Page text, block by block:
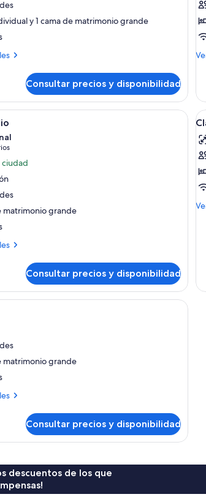
y 1 cama de matrimonio grande
Consultar precios y disponibilidad
silla. Una habitación de hotel moderna
ciudad
matrimonio grande
Consultar precios y disponibilidad
con plancha Caja fuerte, escritorio, cortinas
matrimonio grande
Consultar precios y disponibilidad
descuentos de los que